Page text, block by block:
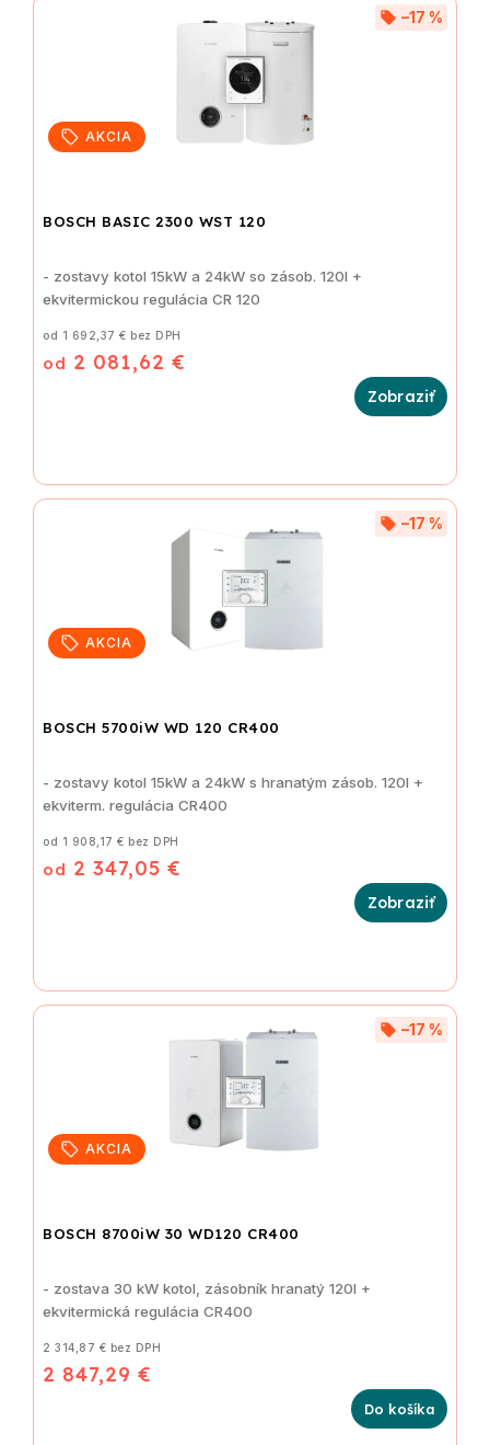
AKCIA
BOSCH BASIC 2300 WST 120
–17 %
od 1 692,37 € bez DPH
od 2 081,62 €
- zostavy kotol 15kW a 24kW so zásob. 120l +
ekvitermickou regulácia CR 120
AKCIA
BOSCH 5700iW WD 120 CR400
–17 %
od 1 908,17 € bez DPH
od 2 347,05 €
- zostavy kotol 15kW a 24kW s hranatým zásob. 120l +
ekviterm. regulácia CR400
AKCIA
BOSCH 8700iW 30 WD120 CR400
–17 %
2 314,87 € bez DPH
2 847,29 €
Do košíka
- zostava 30 kW kotol, zásobník hranatý 120l +
ekvitermická regulácia CR400